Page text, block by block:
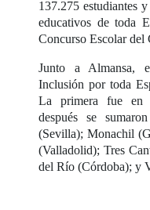
137.275 estudiantes
educativos de toda
Concurso Escolar
Junto a Almansa,
Inclusión por toda
La primera fue en
después se
(Sevilla); Monachil
(Valladolid); Tres
del Río (Córdoba); y